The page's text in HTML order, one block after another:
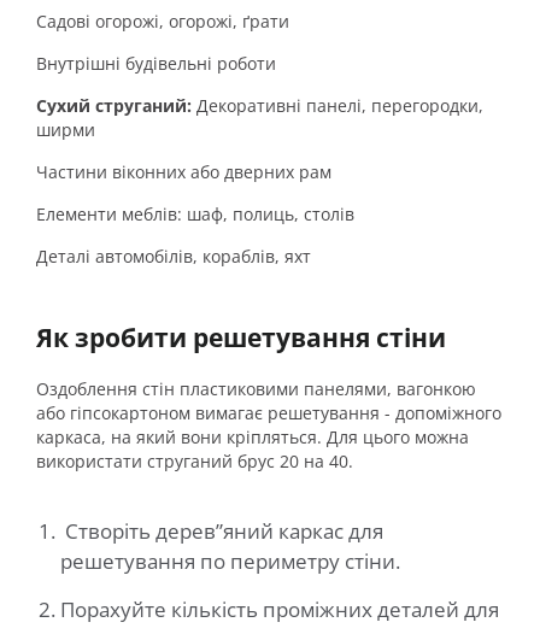
Садові огорожі, огорожі, ґрати
Внутрішні будівельні роботи
Сухий струганий: Декоративні панелі, перегородки,
ширми
Частини віконних або дверних рам
Елементи меблів: шаф, полиць, столів
Деталі автомобілів, кораблів, яхт
Як зробити решетування стіни
Оздоблення стін пластиковими панелями, вагонкою
або гіпсокартоном вимагає решетування - допоміжного
каркаса, на який вони кріпляться. Для цього можна
використати струганий брус 20 на 40.
Створіть дерев”яний каркас для
решетування по периметру стіни.
Порахуйте кількість проміжних деталей для